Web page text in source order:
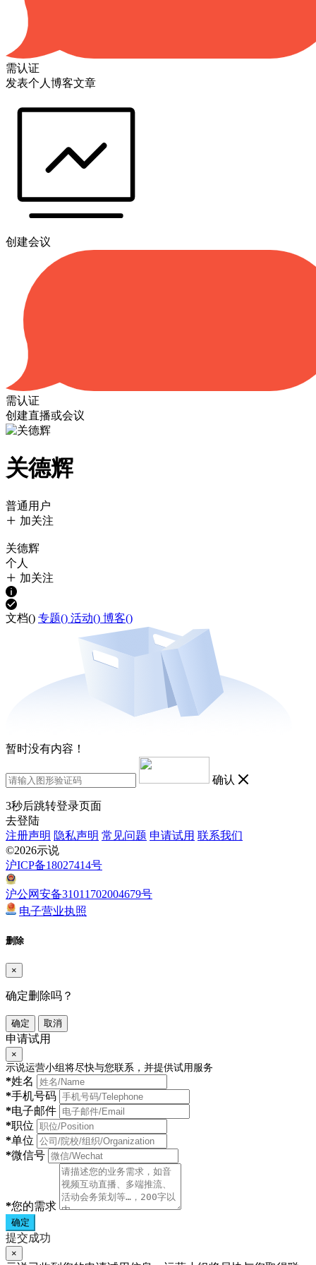
需认证
发表个人博客文章
创建会议
需认证
创建直播或会议
关德辉
普通用户
加关注
关德辉
个人
加关注
文档() 专题() 活动() 博客()
暂时没有内容！
确认
3秒后跳转登录页面
去登陆
注册声明 隐私声明 常见问题 申请试用 联系我们
©2026示说
沪ICP备18027414号
沪公网安备31011702004679号
电子营业执照
删除
×
确定删除吗？
确定 取消
申请试用
×
示说运营小组将尽快与您联系，并提供试用服务
*姓名
*手机号码
*电子邮件
*职位
*单位
*微信号
*您的需求
确定
提交成功
×